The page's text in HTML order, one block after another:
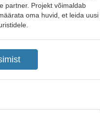
partner. Projekt võimaldab
oma huvid, et leida uusi